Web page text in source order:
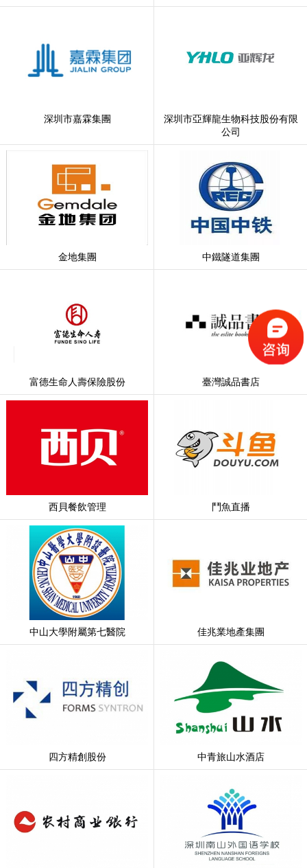
深圳市嘉霖集團
深圳市亞輝龍生物科技股份有限
公司
金地集團 中鐵隧道集團
富德生命人壽保險股份 臺灣誠品書店
西貝餐飲管理 鬥魚直播
中山大學附屬第七醫院 佳兆業地產集團
四方精創股份 中青旅山水酒店